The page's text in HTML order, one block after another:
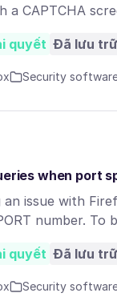
a CAPTCHA
quyết Đã lưu trữ
Security
when port
an issue with
number. To
quyết Đã lưu trữ
Security